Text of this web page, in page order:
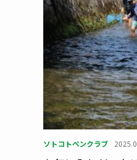
ソトコトペンクラブ